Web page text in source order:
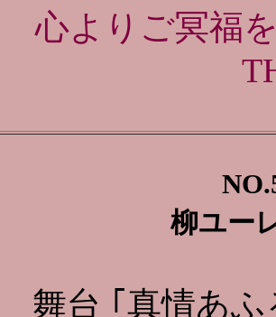
心よりご冥福
柳ユー
舞台 ｢真情あ